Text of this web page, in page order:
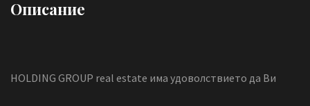
Описание
HOLDING GROUP real estate има удоволствието да Ви